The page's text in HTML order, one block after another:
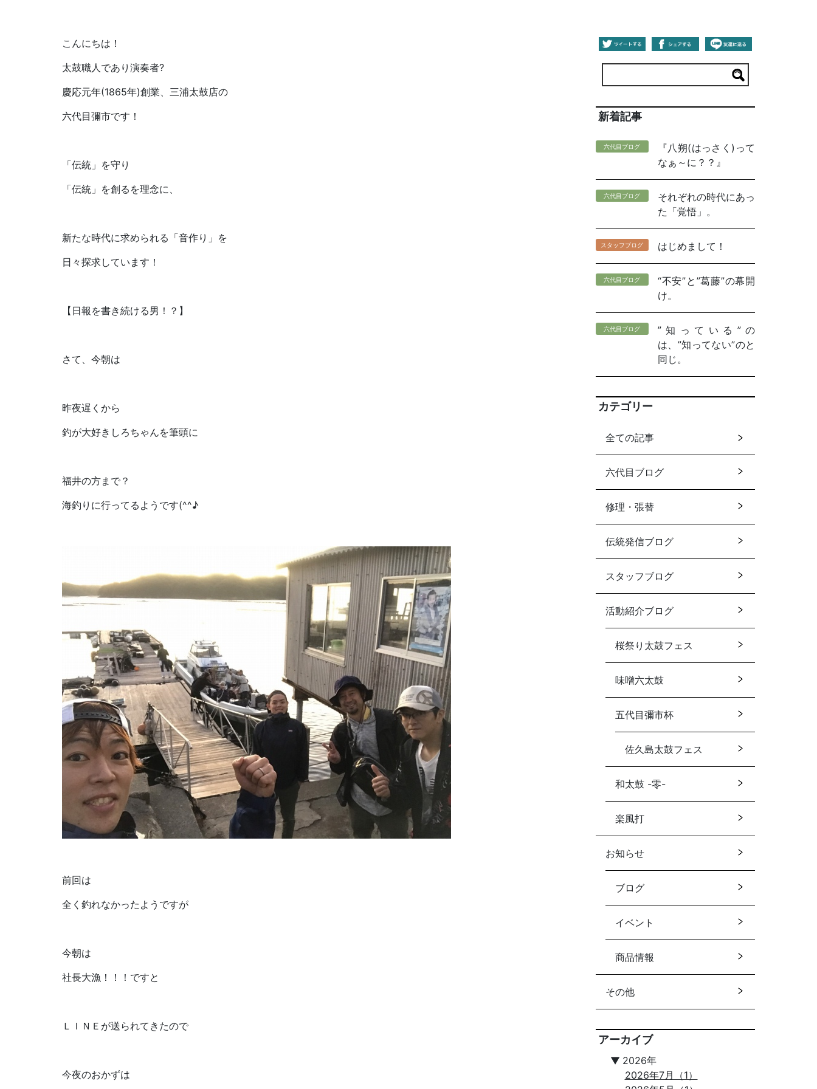
こんにちは！
太鼓職人であり演奏者?
慶応元年(1865年)創業、三浦太鼓店の
六代目彌市です！
「伝統」を守り
「伝統」を創るを理念に、
新たな時代に求められる「音作り」を
日々探求しています！
【日報を書き続ける男！？】
さて、今朝は
昨夜遅くから
釣が大好きしろちゃんを筆頭に
福井の方まで？
海釣りに行ってるようです(^^♪
前回は
全く釣れなかったようですが
今朝は
社長大漁！！！ですと
ＬＩＮＥが送られてきたので
今夜のおかずは
新着記事
六代目ブログ
『八朔(はっさく)って
なぁ～に？？』
六代目ブログ
それぞれの時代にあっ
た「覚悟」。
スタッフブログ はじめまして！
六代目ブログ
“不安”と”葛藤”の幕開
け。
六代目ブログ
”知っている”の
は、”知ってない”のと
同じ。
カテゴリー
全ての記事
六代目ブログ
修理・張替
伝統発信ブログ
スタッフブログ
活動紹介ブログ
桜祭り太鼓フェス
味噌六太鼓
五代目彌市杯
佐久島太鼓フェス
和太鼓 -零-
楽風打
お知らせ
ブログ
イベント
商品情報
その他
アーカイブ
▼ 2026年
2026年7月（1）